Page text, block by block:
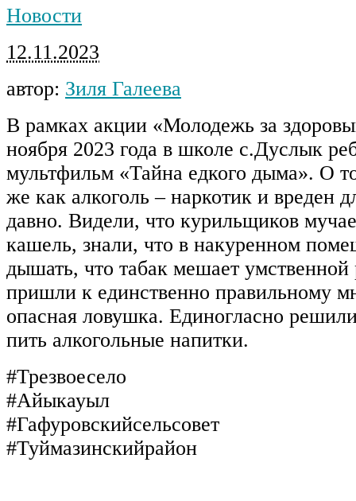
Новости
12.11.2023
автор: Зиля Галеева
В рамках акции «Молодежь за
ноября 2023 года в школе с.Дуслык
мультфильм «Тайна едкого дыма». О
же как алкоголь – наркотик и вреден
давно. Видели, что курильщиков
кашель, знали, что в накуренном
дышать, что табак мешает умственной
пришли к единственно правильному
опасная ловушка. Единогласно
пить алкогольные напитки.
#Трезвоесело
#Айыкауыл
#Гафуровскийсельсовет
#Туймазинскийрайон